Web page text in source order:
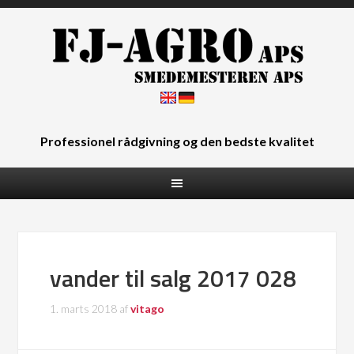
Professionel rådgivning og den bedste kvalitet
vander til salg 2017 028
1. marts 2018 afvitago